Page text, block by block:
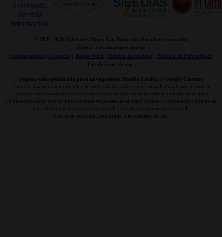
© 2011- 2026 Ediciones Mayo S.A. Todos los derechos reservados
Última actualización: Agosto
Quienes somos| Contacto Mapa WEB| Politica de cookies|
Politica de Privacidad /
Condiciones de uso
Página web optimizada para navegadores Mozilla Firefox y Google Chrome
La información contenida en esta web está dirigida a profesionales sanitarios y podría
contener datos sobre productos o información que no es accesible o válida en su país.
Le hacemos saber que no nos hacemos responsables si usted accede a información que en su
país de origen puede que no cumpla con algún requerimiento legal,
o no estar regulada, registrada o autorizado su uso.